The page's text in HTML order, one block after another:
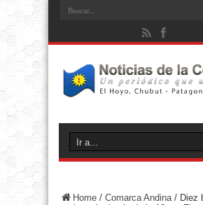
Home / Comarca Andina/ Diez